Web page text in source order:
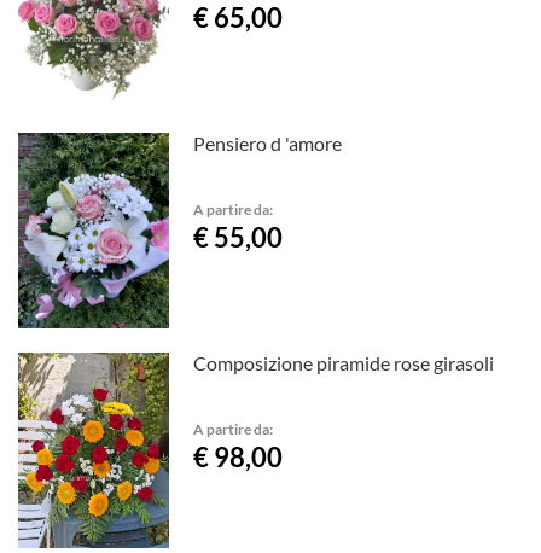
€ 65,00
Pensiero d 'amore
A partire da:
€ 55,00
Composizione piramide rose girasoli
A partire da:
€ 98,00